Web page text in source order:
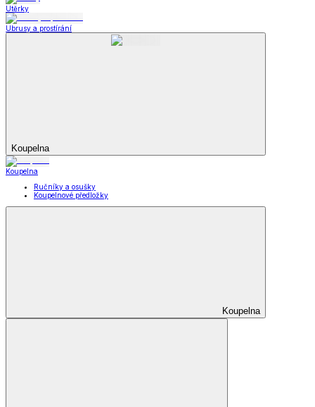
Utěrky
Ubrusy a prostírání
Koupelna
Koupelna
Ručníky a osušky
Koupelnové předložky
Koupelna